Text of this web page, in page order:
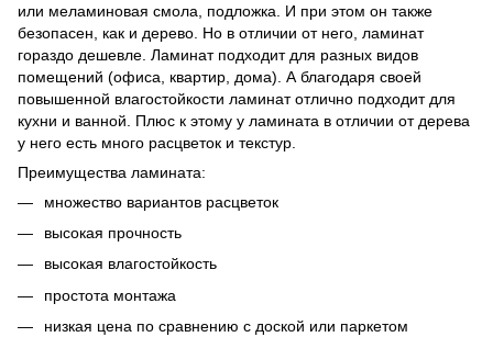
или меламиновая смола, подложка. И при этом он также
безопасен, как и дерево. Но в отличии от него, ламинат
гораздо дешевле. Ламинат подходит для разных видов
помещений (офиса, квартир, дома). А благодаря своей
повышенной влагостойкости ламинат отлично подходит для
кухни и ванной. Плюс к этому у ламината в отличии от дерева
у него есть много расцветок и текстур.
Преимущества ламината:
множество вариантов расцветок
высокая прочность
высокая влагостойкость
простота монтажа
низкая цена по сравнению с доской или паркетом